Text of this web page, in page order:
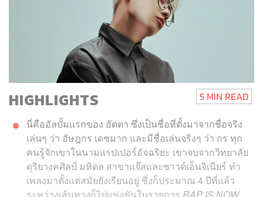
HIGHLIGHTS 5 MIN READ
นี่คืออัลบั้มแรกของ อัตตา ซึ่งเป็นชื่อที่ตั้งมาจากชื่อจริง
เล่นๆ ว่า อัษฎกร เดชมาก และมีชื่อเล่นจริงๆ ว่า กร ทุก
คนรู้จักเขาในนามแรปเปอร์อัจฉริยะ เขาจบจากวิทยาลัย
ดุริยางคศิลป์ มหิดล สาขาแจ๊สและซาวด์เอ็นจิเนียร์ ทำ
เพลงมาตั้งแต่สมัยยังเรียนอยู่ ซึ่งก็ประมาณ 4 ปีที่แล้ว